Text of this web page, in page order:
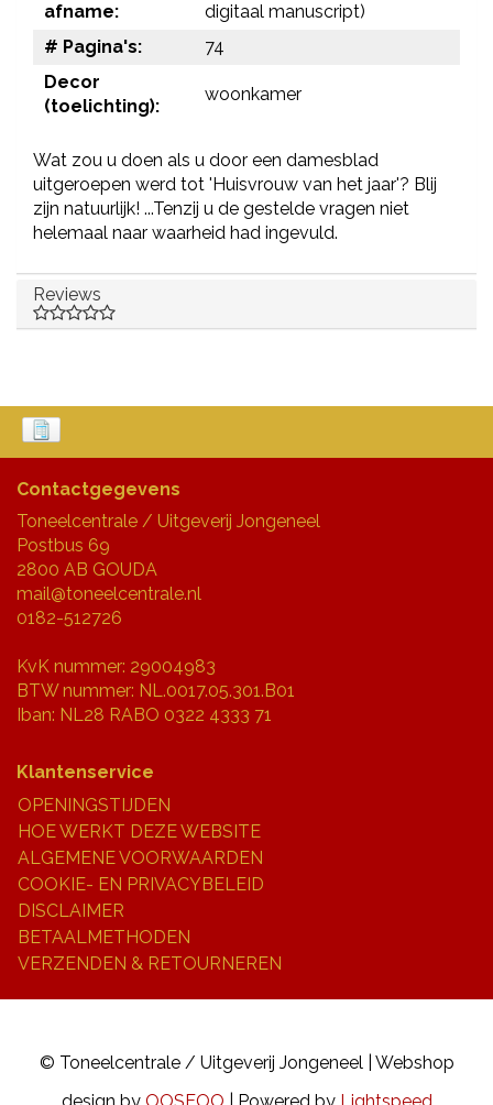
afname:
digitaal manuscript)
# Pagina's:
74
Decor
(toelichting):
woonkamer
Wat zou u doen als u door een damesblad
uitgeroepen werd tot 'Huisvrouw van het jaar'? Blij
zijn natuurlijk! ...Tenzij u de gestelde vragen niet
helemaal naar waarheid had ingevuld.
Reviews
Contactgegevens
Toneelcentrale / Uitgeverij Jongeneel
Postbus 69
2800 AB GOUDA
mail@toneelcentrale.nl
0182-512726
KvK nummer: 29004983
BTW nummer: NL.0017.05.301.B01
Iban: NL28 RABO 0322 4333 71
Klantenservice
OPENINGSTIJDEN
HOE WERKT DEZE WEBSITE
ALGEMENE VOORWAARDEN
COOKIE- EN PRIVACYBELEID
DISCLAIMER
BETAALMETHODEN
VERZENDEN & RETOURNEREN
© Toneelcentrale / Uitgeverij Jongeneel | Webshop
design by OOSEOO | Powered by Lightspeed